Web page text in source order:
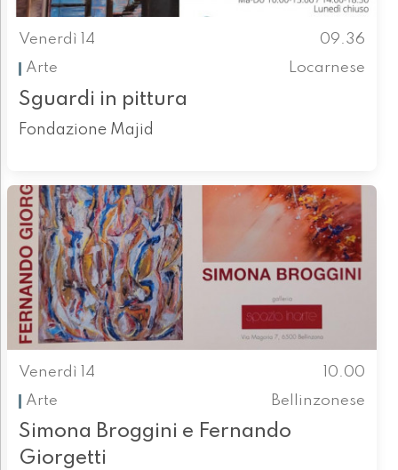
Venerdì 14
09.36
Arte
Locarnese
Sguardi in pittura
Fondazione Majid
Venerdì 14
10.00
Arte
Bellinzonese
Simona Broggini e Fernando
Giorgetti